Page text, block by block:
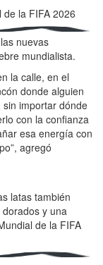
la FIFA 2026
nuevas
mundialista.
la calle, en el
donde alguien
importar dónde
con la confianza
esa energía con
agregó
latas también
y una
de la FIFA